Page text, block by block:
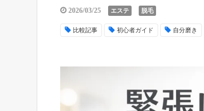
2026/03/25 エステ 脱毛
比較記事 初心者ガイド 自分磨き